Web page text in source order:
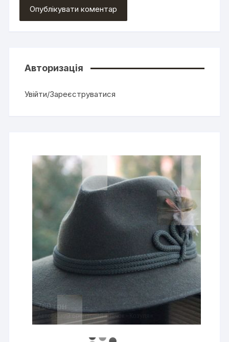
Авторизація
Увійти/Зареєструватися
760 грн
Авторський бронзовий значок «Козуля»